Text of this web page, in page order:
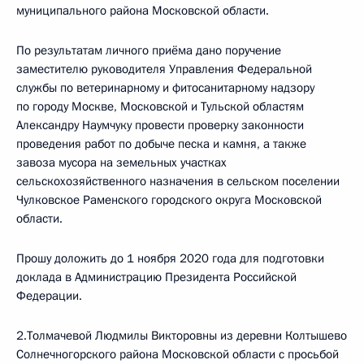
муниципального района Московской области.
По результатам личного приёма дано поручение
заместителю руководителя Управления Федеральной
службы по ветеринарному и фитосанитарному надзору
по городу Москве, Московской и Тульской областям
Александру Наумчуку провести проверку законности
проведения работ по добыче песка и камня, а также
завоза мусора на земельных участках
сельскохозяйственного назначения в сельском поселении
Чулковское Раменского городского округа Московской
области.
Прошу доложить до 1 ноября 2020 года для подготовки
доклада в Администрацию Президента Российской
Федерации.
2.Толмачевой Людмилы Викторовны из деревни Колтышево
Солнечногорского района Московской области с просьбой